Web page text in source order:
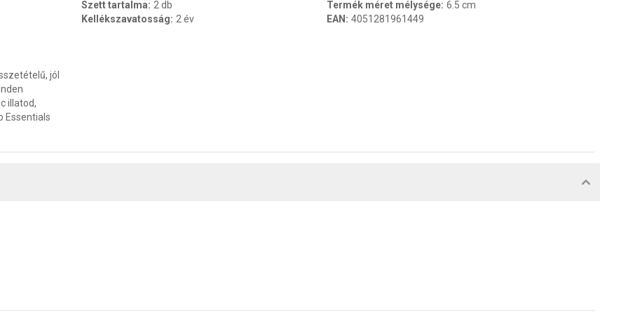
jól
illatod,
Essentials
Szett tartalma: 2 db
Kellékszavatosság: 2 év
Termék méret mélysége: 6.5 cm
EAN : 4051281961449